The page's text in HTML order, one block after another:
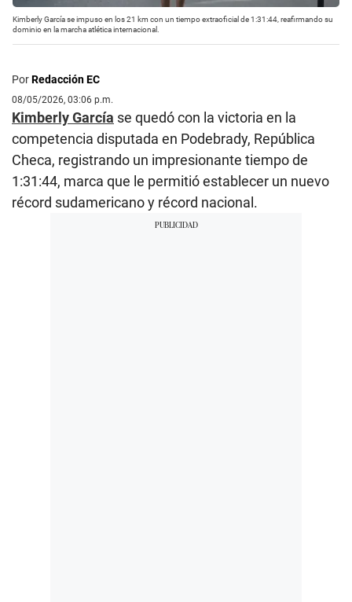
Kimberly García se impuso en los 21 km con un tiempo extraoficial de 1:31:44, reafirmando su
dominio en la marcha atlética internacional.
PorRedacción EC
08/05/2026, 03:06 p.m.
Kimberly García se quedó con la victoria en la
competencia disputada en Podebrady, República
Checa, registrando un impresionante tiempo de
1:31:44, marca que le permitió establecer un nuevo
récord sudamericano y récord nacional.